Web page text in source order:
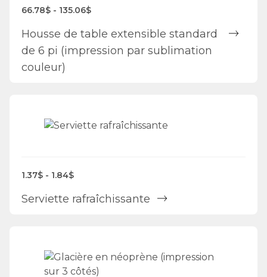
66.78$ - 135.06$
Housse de table extensible standard
de 6 pi (impression par sublimation
couleur)
1.37$ - 1.84$
Serviette rafraîchissante